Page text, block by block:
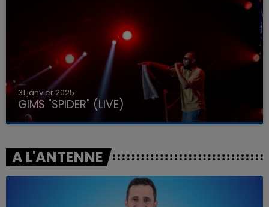
31 janvier 2025
GIMS "SPIDER" (LIVE)
A L'ANTENNE